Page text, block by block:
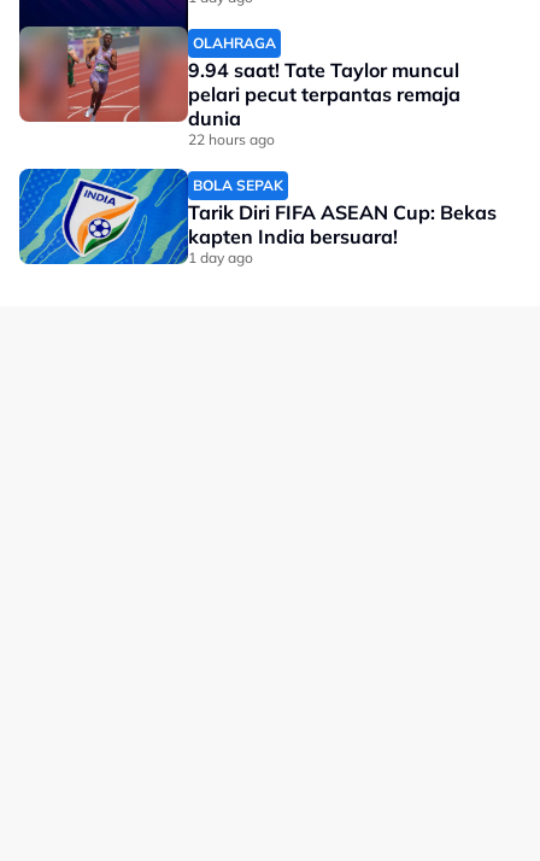
Dapatkan Sekarang
Related Topics
#Homebois #MPLMY S16 #Kejuaraan Dunia M7
Begitupun, giliran Muhammad Suhairi yang lebih
dikenali dengan Yums pula membuktikan kredibiliti
pasukannya selaku juara bertahan apabla unggul 20-6
menewaskan Homebois.
Yums dinbatkan sebagai Pemain Paling Bernilai
OLAHRAGA
9.94 saat! Tate Taylor muncul
pelari pecut terpantas remaja
dunia
22 hours ago
BOLA SEPAK
Tarik Diri FIFA ASEAN Cup: Bekas
kapten India bersuara!
1 day ago